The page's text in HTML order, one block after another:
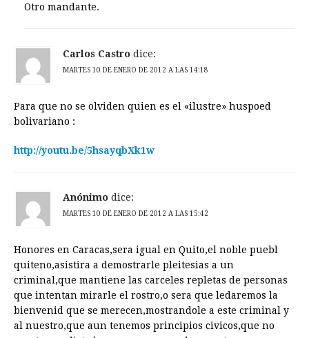
Otro mandante.
Carlos Castro dice:
MARTES 10 DE ENERO DE 2012 A LAS 14:18
Para que no se olviden quien es el «ilustre» huspoed
bolivariano :
http://youtu.be/5hsayqbXk1w
Anónimo dice:
MARTES 10 DE ENERO DE 2012 A LAS 15:42
Honores en Caracas,sera igual en Quito,el noble puebl
quiteno,asistira a demostrarle pleitesias a un
criminal,que mantiene las carceles repletas de personas
que intentan mirarle el rostro,o sera que ledaremos la
bienvenid que se merecen,mostrandole a este criminal y
al nuestro,que aun tenemos principios civicos,que no